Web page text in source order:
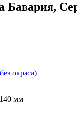
Бавария,
окраса)
мм